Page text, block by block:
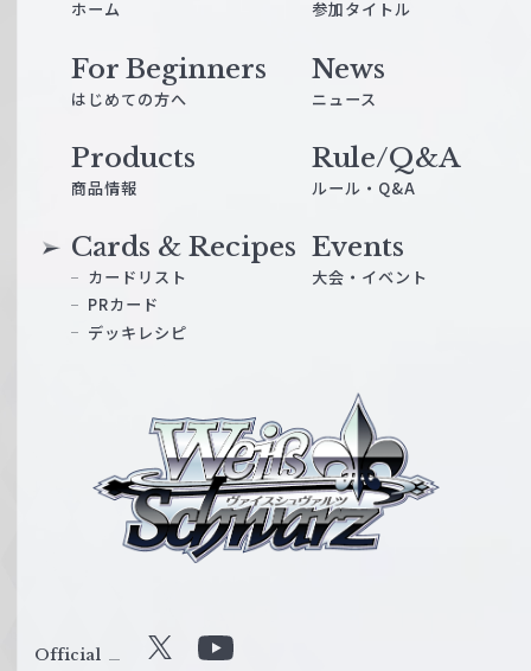
ス
ル
ホーム 参加タイトル
For Beginners
はじめての方へ
News
ニュース
Products
商品情報
Cards & Recipes
カードリスト
PRカード
デッキレシピ
Events
大会・イベント
Rule/Q&A
ルール・Q&A
Official X